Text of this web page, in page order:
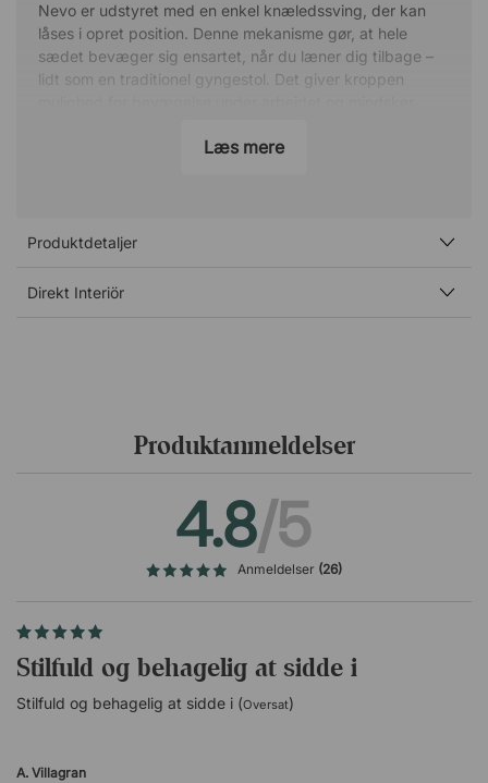
Nevo er udstyret med en enkel knæledssving, der kan
låses i opret position. Denne mekanisme gør, at hele
sædet bevæger sig ensartet, når du læner dig tilbage –
lidt som en traditionel gyngestol. Det giver kroppen
den i opret position ved at trykke håndtaget ind igen. For
placeret forrest under sædet.
oplagt valg til både hjemmekontoret og mødelokalet.
Læs mere
Produktdetaljer
Direkt Interiör
Produktanmeldelser
4.8/5
Anmeldelser (26)
Stilfuld og behagelig at sidde i
Stilfuld og behagelig at sidde i (Oversat)
A. Villagran